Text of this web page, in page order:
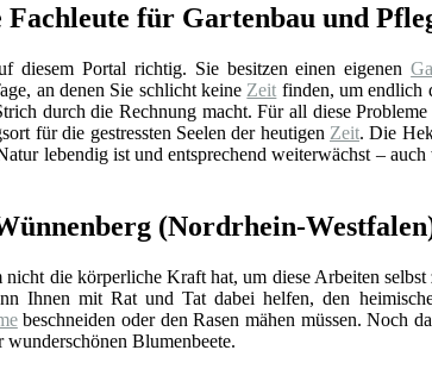
für Gartenbau und
diesem Portal richtig. Sie besitzen einen eigenen
an denen Sie schlicht keine Zeit finden, um endlich
durch die Rechnung macht. Für all diese
für die gestressten Seelen der heutigen Zeit. Die
lebendig ist und entsprechend weiterwächst –
(Nordrhein-
nicht die körperliche Kraft hat, um diese Arbeiten
Ihnen mit Rat und Tat dabei helfen, den
beschneiden oder den Rasen mähen müssen. Noch
Blumenbeete.